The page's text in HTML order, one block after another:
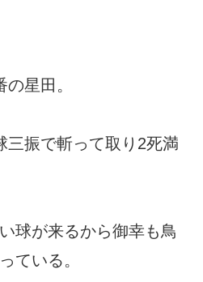
星田。
三振で斬って取り2死満
球が来るから御幸も鳥
ている。